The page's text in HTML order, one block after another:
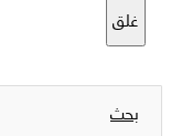
غلق
بحث